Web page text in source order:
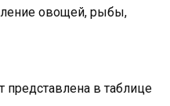
овощей, рыбы,
представлена в таблице